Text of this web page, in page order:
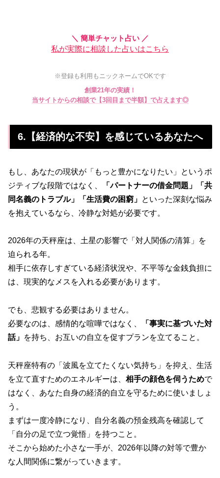
＼ 簡単チャット占い ／
私が実際に相談した占いはこちら
※登録も利用もニックネームでOKです
創業21年の実績！
当サイトからの相談で【3回目まで半額】で占えます◎
6.【経済的な不安】を感じているあなたへ
もし、あなたの現状が「もっと豊かになりたい」というポ
ジティブな段階ではなく、
「パートナーの借金問題」「共
同名義のトラブル」「生活費の困窮」 といった深刻な悩み
を抱えているなら、冷静な対処が必要です。
2026年の天秤座は、土星の影響で「対人関係の清算」を
迫られる年。
相手に依存しすぎている経済状況や、不平等な金銭負担に
は、現実的なメスを入れる必要があります。
でも、悲観する必要はありません。
必要なのは、感情的な喧嘩ではなく、
「事実に基づいた対
話」 を持ち、お互いの自立を促すプランを立てること。
天秤座特有の「波風を立てたくない気持ち」を抑え、生活
を立て直すためのエネルギーは、 相手の顔色を伺うためで
はなく、あなた自身の経済的自立を守るために使いましょ
う。
まずは一度冷静になり、自分名義の預金残高を確認して
「自分の足で立つ覚悟」を持つこと。
そこから始めた小さな一手が、2026年以降の対等で豊か
な人間関係に繋がっていきます。